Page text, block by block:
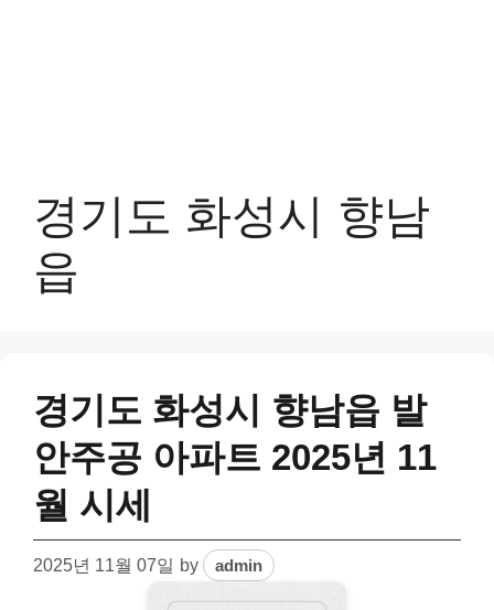
경기도 화성시 향남
읍
경기도 화성시 향남읍 발
안주공 아파트 2025년 11
월 시세
2025년 11월 07일 by admin